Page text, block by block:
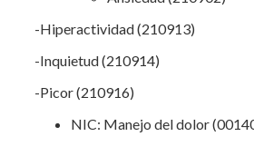
-Hiperactividad (210913)
-Inquietud (210914)
-Picor (210916)
NIC: Manejo del dolor